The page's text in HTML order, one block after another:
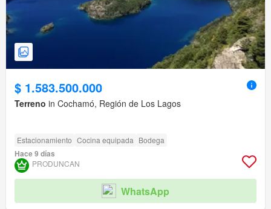
$ 1.583.500.000
Terreno in Cochamó, Región de Los Lagos
Estacionamiento Cocina equipada Bodega
Hace 9 días
PRODUNCAN
WhatsApp